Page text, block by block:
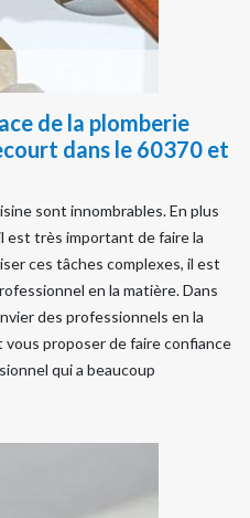
de la plomberie
dans le 60370 et
sont innombrables. En plus
est très important de faire la
ces tâches complexes, il est
en la matière. Dans
des professionnels en la
proposer de faire confiance
qui a beaucoup